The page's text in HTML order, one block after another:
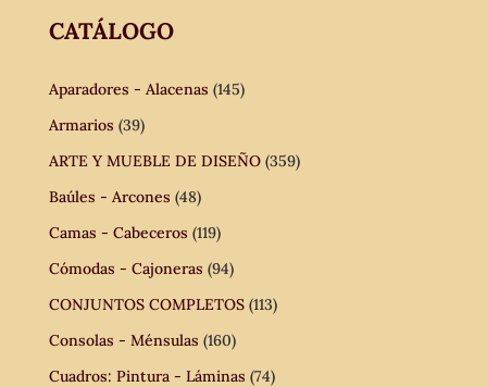
CATÁLOGO
Aparadores - Alacenas (145)
Armarios (39)
ARTE Y MUEBLE DE DISEÑO (359)
Baúles - Arcones (48)
Camas - Cabeceros (119)
Cómodas - Cajoneras (94)
CONJUNTOS COMPLETOS (113)
Consolas - Ménsulas (160)
Cuadros: Pintura - Láminas (74)